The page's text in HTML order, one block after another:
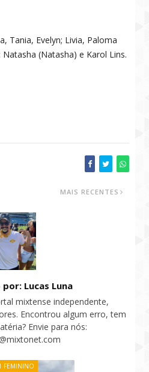
Tania, Evelyn; Livia, Paloma
Natasha (Natasha) e Karol Lins.
MAIS RECENTES
Lucas Luna
mixtense independente,
Encontrou algum erro, tem
Envie para nós:
FEMININO